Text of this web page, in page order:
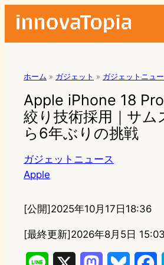
ホーム » ガジェット » ガジェットニュ
Apple iPhone 18
絞り技術採用｜サム
ら6年ぶりの挑戦
ガジェットニュース
Apple
[公開]2025年10月17日18:36
[最終更新]2026年8月5日 15:03